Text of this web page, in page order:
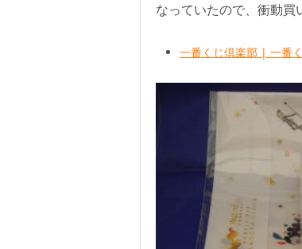
なっていたので、衝動買
一番くじ倶楽部 | 一番